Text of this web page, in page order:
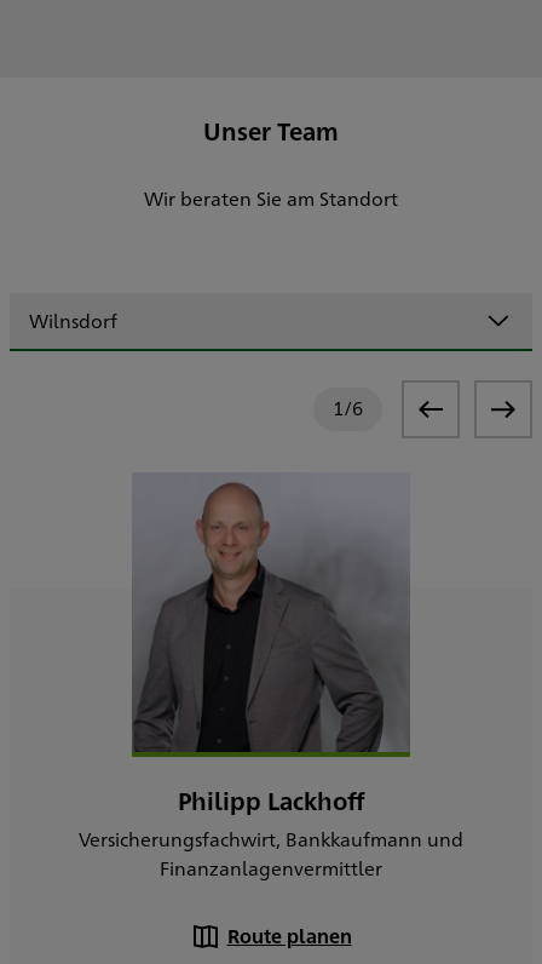
Unser Team
Wir beraten Sie am Standort
Wilnsdorf
1/6
Philipp Lackhoff
Versicherungsfachwirt, Bankkaufmann und
Finanzanlagenvermittler
Route planen